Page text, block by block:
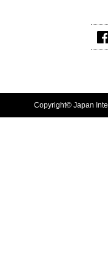
Copyright© Japan